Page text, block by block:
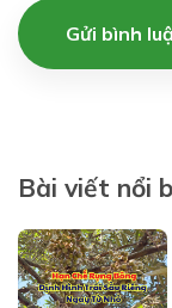
Gửi bình
Bài viết nổi